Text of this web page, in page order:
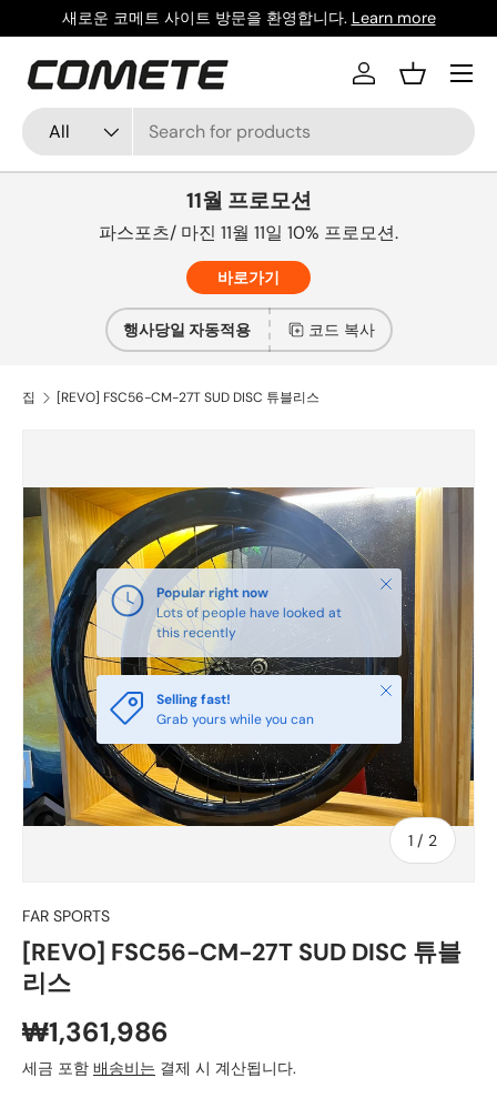
콘텐츠로 건너뛰기
새로운 코메트 사이트 방문을 환영합니다. Learn more
찾다
상품 유형
All
로그인바구니
메뉴
11월 프로모션
파스포츠/ 마진 11월 11일 10% 프로모션.
바로가기
행사당일 자동적용 코드 복사
집 [REVO] FSC56-CM-27T SUD DISC 튜블리스
1 / ~의
2
Selling fast!
Grab yours while you can
닫다
FAR SPORTS
[REVO] FSC56-CM-27T SUD DISC 튜블
리스
₩1,361,986
세금 포함 배송비는 결제 시 계산됩니다.